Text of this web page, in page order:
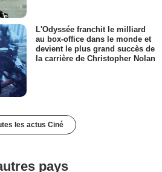
L'Odyssée franchit le milliard
au box-office dans le monde et
devient le plus grand succès de
la carrière de Christopher Nolan
les actus Ciné
pays